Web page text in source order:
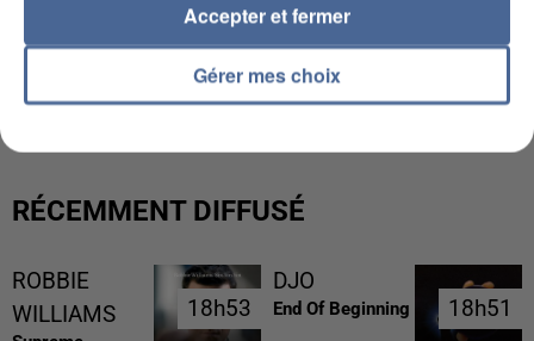
L’UN DES FONDATEURS SUPPOSÉS DE LA DZ
MAFIA INTERPELLÉ EN ALGÉRIE
RÉCEMMENT DIFFUSÉ
ROBBIE
WILLIAMS
18h53
18h53
DJO
End Of Beginning 18h51
18h51
Gérer mes choix
Accepter et fermer